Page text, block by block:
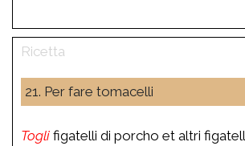
21. Per fare tomacelli
Togli figatelli di porcho et altri